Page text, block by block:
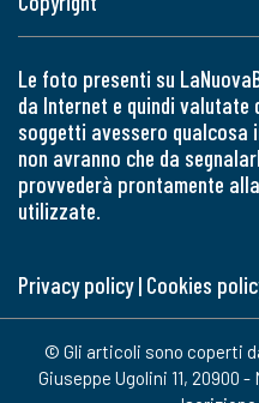
Le foto presenti su
da Internet e quindi valutate
soggetti avessero
non avranno che da
provvederà prontamente
utilizzate.
Privacy policy| Cookies
© Gli articoli sono coperti
Giuseppe Ugolini 11, 20900 -